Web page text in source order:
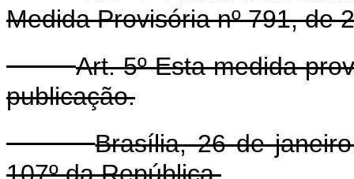
Medida Provisória nº 791, de
Art. 5º Esta medida
publicação.
Brasília, 26 de